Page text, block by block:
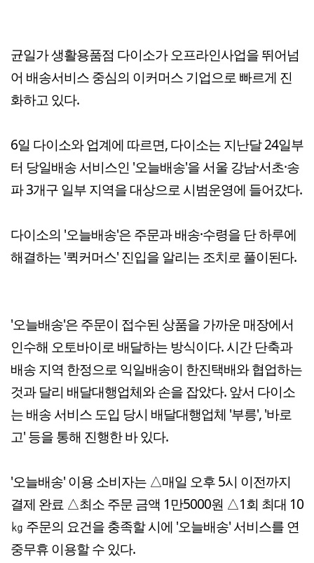
균일가 생활용품점 다이소가 오프라인사업을 뛰어넘
어 배송서비스 중심의 이커머스 기업으로 빠르게 진
화하고 있다.
6일 다이소와 업계에 따르면, 다이소는 지난달 24일부
터 당일배송 서비스인 '오늘배송'을 서울 강남·서초·송
파 3개구 일부 지역을 대상으로 시범운영에 들어갔다.
다이소의 '오늘배송'은 주문과 배송·수령을 단 하루에
해결하는 '퀵커머스' 진입을 알리는 조치로 풀이된다.
'오늘배송'은 주문이 접수된 상품을 가까운 매장에서
인수해 오토바이로 배달하는 방식이다. 시간 단축과
배송 지역 한정으로 익일배송이 한진택배와 협업하는
것과 달리 배달대행업체와 손을 잡았다. 앞서 다이소
는 배송 서비스 도입 당시 배달대행업체 '부릉', '바로
고' 등을 통해 진행한 바 있다.
'오늘배송' 이용 소비자는 △매일 오후 5시 이전까지
결제 완료 △최소 주문 금액 1만5000원 △1회 최대 10
㎏ 주문의 요건을 충족할 시에 '오늘배송' 서비스를 연
중무휴 이용할 수 있다.